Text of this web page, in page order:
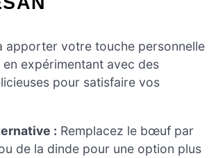
apporter votre touche personnelle
expérimentant avec des
pour satisfaire vos
: Remplacez le bœuf par
de la dinde pour une option plus